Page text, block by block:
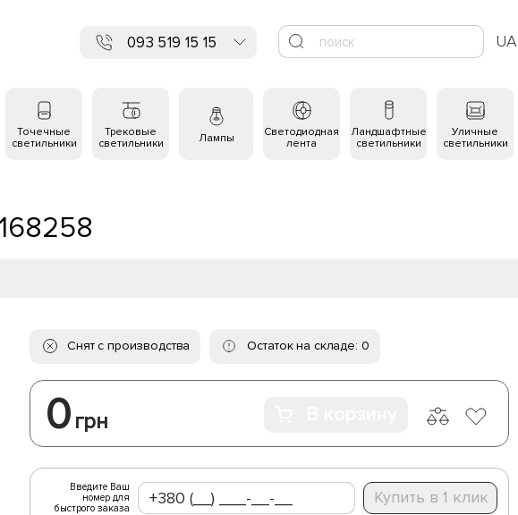
093 519 15 15 UA
Точечные
светильники
Трековые
светильники
Лампы
Светодиодная
лента
Ландшафтные
светильники
Уличные
светильники
Снят с производства Остаток на складе: 0
0 грн
Введите Ваш
номер для
быстрого заказа
Купить в 1 клик